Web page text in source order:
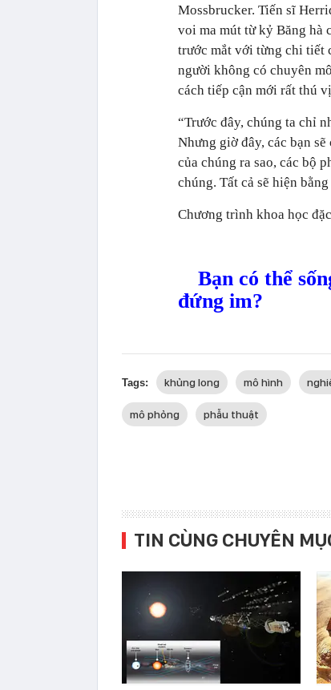
Mossbrucker. Tiến sĩ
voi ma mút từ kỷ Băng hà
trước mắt với từng chi tiết
người không có chuyên
cách tiếp cận mới rất thú
“Trước đây, chúng ta chỉ
Nhưng giờ đây, các bạn
của chúng ra sao, các bộ
chúng. Tất cả sẽ hiện
Chương trình khoa học
Bạn có thể
đứng im?
Tags: khủng long mô hình
mô phỏng phẫu thuật
TIN CÙNG CHUYÊN